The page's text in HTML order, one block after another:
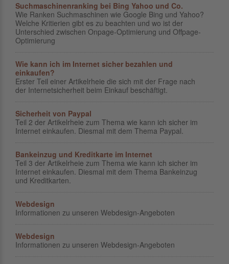
Suchmaschinenranking bei Bing Yahoo und Co.
Wie Ranken Suchmaschinen wie Google Bing und Yahoo?
Welche Kritierien gibt es zu beachten und wo ist der
Unterschied zwischen Onpage-Optimierung und Offpage-
Optimierung
Wie kann ich im Internet sicher bezahlen und
einkaufen?
Erster Teil einer Artikelrheie die sich mit der Frage nach
der Internetsicherheit beim Einkauf beschäftigt.
Sicherheit von Paypal
Teil 2 der Artikelrheie zum Thema wie kann ich sicher im
Internet einkaufen. Diesmal mit dem Thema Paypal.
Bankeinzug und Kreditkarte im Internet
Teil 3 der Artikelrheie zum Thema wie kann ich sicher im
Internet einkaufen. Diesmal mit dem Thema Bankeinzug
und Kreditkarten.
Webdesign
Informationen zu unseren Webdesign-Angeboten
Webdesign
Informationen zu unseren Webdesign-Angeboten